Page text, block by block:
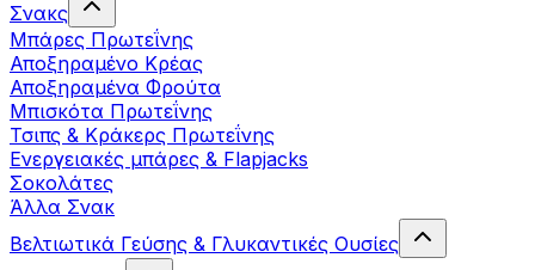
Σνακς
Μπάρες Πρωτεΐνης
Αποξηραμένο Κρέας
Αποξηραμένα Φρούτα
Μπισκότα Πρωτεΐνης
Τσιπς & Kράκερς Πρωτεΐνης
Ενεργειακές μπάρες & Flapjacks
Σοκολάτες
Άλλα Σνακ
Βελτιωτικά Γεύσης & Γλυκαντικές Ουσίες